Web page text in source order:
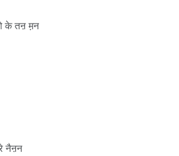
के तऩ म़न
नैऩन